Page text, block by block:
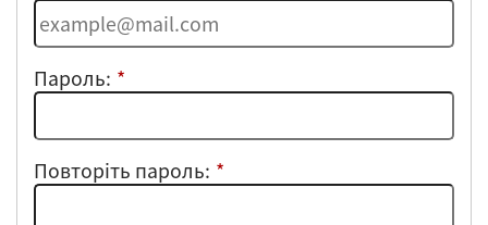
Пароль:
Повторіть пароль: